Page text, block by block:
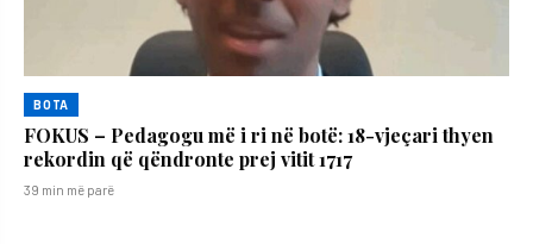
BOTA
FOKUS – Pedagogu më i ri në botë: 18-vjeçari thyen
rekordin që qëndronte prej vitit 1717
39 min më parë